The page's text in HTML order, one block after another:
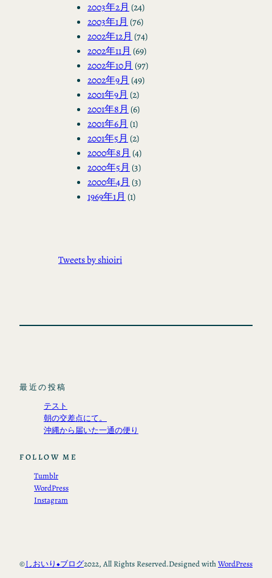
2003年2月 (24)
2003年1月 (76)
2002年12月 (74)
2002年11月 (69)
2002年10月 (97)
2002年9月 (49)
2001年9月 (2)
2001年8月 (6)
2001年6月 (1)
2001年5月 (2)
2000年8月 (4)
2000年5月 (3)
2000年4月 (3)
1969年1月 (1)
Tweets by shioiri
最近の投稿
テスト
朝の交差点にて。
沖縄から届いた一通の便り
FOLLOW ME
Tumblr
WordPress
Instagram
©しおいり◆ブログ2022, All Rights Reserved.Designed withWordPress